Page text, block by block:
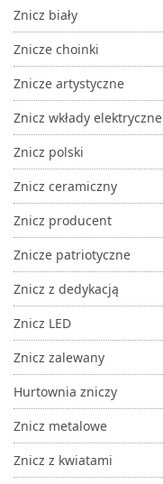
Znicz biały
Znicze choinki
Znicze artystyczne
Znicz wkłady elektryczne
Znicz polski
Znicz ceramiczny
Znicz producent
Znicze patriotyczne
Znicz z dedykacją
Znicz LED
Znicz zalewany
Hurtownia zniczy
Znicz metalowe
Znicz z kwiatami